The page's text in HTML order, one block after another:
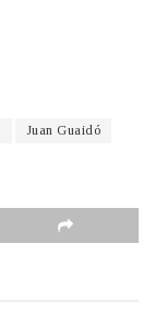
Juan Guaidó